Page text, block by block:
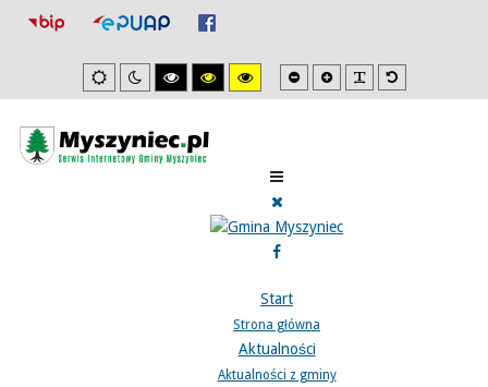
Ustawienia
domyslne
Tryb
nocny
Wysoki
kontrast
Wysoki
kontrast
Wysoki
kontrast
Mniejsza
czcionka
Zwiększona
czcionka
Domyślna
czcionka
Start
Strona główna
Aktualności
Aktualności z gminy